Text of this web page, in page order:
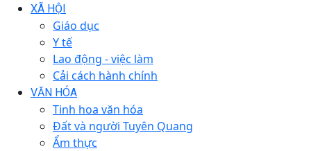
XÃ HỘI
Giáo dục
Y tế
Lao động - việc làm
Cải cách hành chính
VĂN HÓA
Tinh hoa văn hóa
Đất và người Tuyên Quang
Ẩm thực